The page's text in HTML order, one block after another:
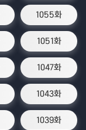
1055화
1051화
1047화
1043화
1039화